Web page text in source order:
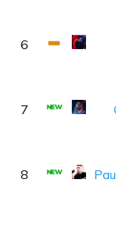
6
7
8